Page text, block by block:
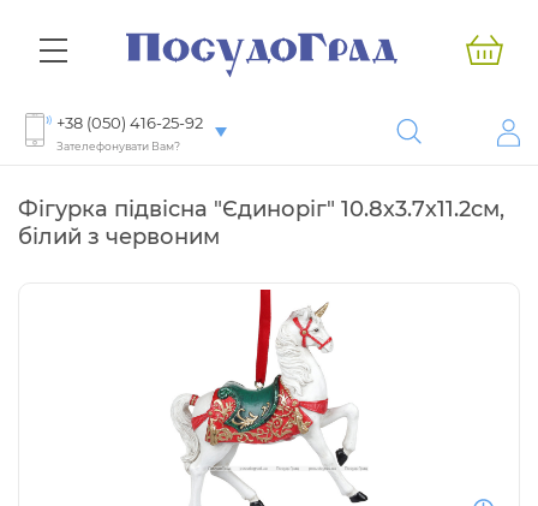
+38 (050) 416-25-92
Зателефонувати Вам?
Фігурка підвісна "Єдиноріг" 10.8х3.7х11.2см,
білий з червоним